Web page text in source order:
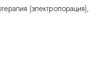
(электропорация),